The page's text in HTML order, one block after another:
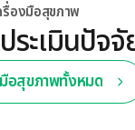
รื่องมือสุขภาพ
ระเมินปั
อสุขภาพทั้งหมด